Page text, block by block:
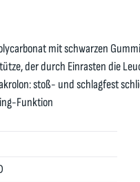
mit schwarzen
der durch Einrasten die
stoß- und schlagfest
Funktion